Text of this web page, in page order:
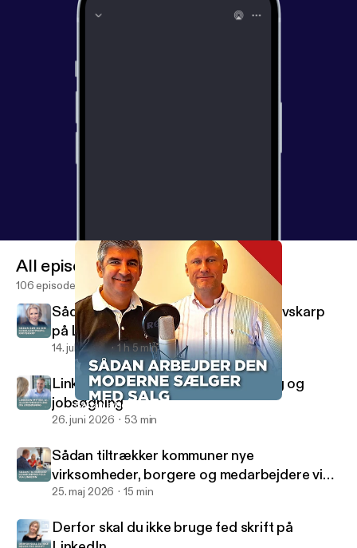
Sådan arbejder den moderne sælger med salg
Social Selling Radio
All episodes
106 episodes
Sådan gør du din konsulentprofil knivskarp
på LinkedIn
14. juli 2026 1 h 5 min
LinkedIn-myter, AI, algoritmehustling og
jobsøgning
26. juni 2026 53 min
Sådan tiltrækker kommuner nye
virksomheder, borgere og medarbejdere via
LinkedIn
25. maj 2026 15 min
Derfor skal du ikke bruge fed skrift på